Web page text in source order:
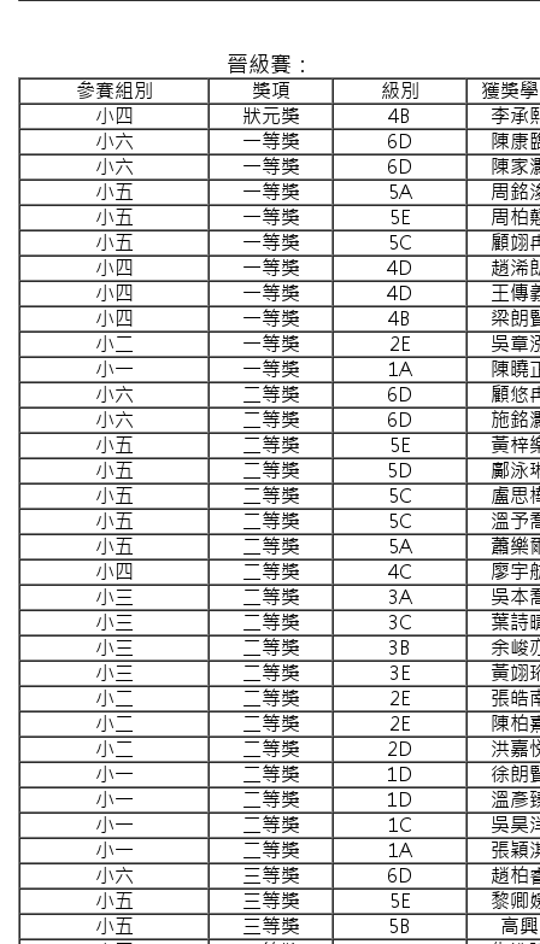
晉級賽：
參賽組別 獎項 級別
獲獎
小四
狀元獎 4B
李承
小六
一等獎 6D
陳康
小六
一等獎 6D
陳家
小五
一等獎 5A
周銘
小五
一等獎 5E
周柏
小五
一等獎 5C
顧翊
小四
一等獎 4D
趙浠
小四
一等獎 4D
王傳
小四
一等獎 4B
梁朗
小二
一等獎 2E
吳章
小一
一等獎 1A
陳曉
小六
二等獎 6D
顧悠
小六
二等獎 6D
施銘
小五
二等獎 5E
黃梓
小五
二等獎 5D
鄺泳
小五
二等獎 5C
盧思
小五
二等獎 5C
溫予
小五
二等獎 5A
蕭樂
小四
二等獎 4C
廖宇
小三
二等獎 3A
吳本
小三
二等獎 3C
葉詩
小三
二等獎 3B
余峻
小三
二等獎 3E
黃翊
小二
二等獎 2E
張皓
小二
二等獎 2E
陳柏
小二
二等獎 2D
洪嘉
小一
二等獎 1D
徐朗
小一
二等獎 1D
溫彥
小一
二等獎 1C
吳昊
小一
二等獎 1A
張穎
小六
三等獎 6D
趙柏
小五
三等獎 5E
黎卿
小五
三等獎 5B
高興